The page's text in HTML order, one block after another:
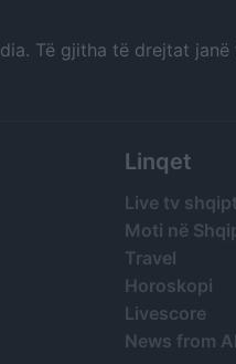
Të gjitha të drejtat janë
Linqet
Live tv
Moti në
Travel
Horoskopi
Livescore
News from